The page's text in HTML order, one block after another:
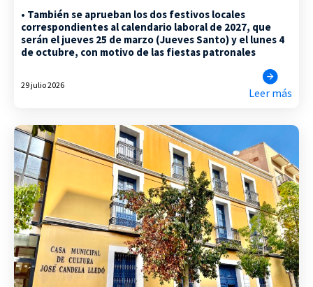
• También se aprueban los dos festivos locales
correspondientes al calendario laboral de 2027, que
serán el jueves 25 de marzo (Jueves Santo) y el lunes 4
de octubre, con motivo de las fiestas patronales
29 julio 2026
Leer más